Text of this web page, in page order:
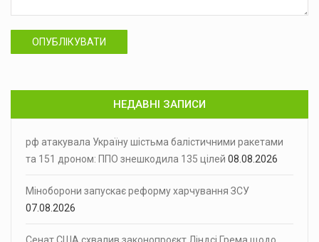
ОПУБЛІКУВАТИ
НЕДАВНІ ЗАПИСИ
рф атакувала Україну шістьма балістичними ракетами
та 151 дроном: ППО знешкодила 135 цілей 08.08.2026
Міноборони запускає реформу харчування ЗСУ
07.08.2026